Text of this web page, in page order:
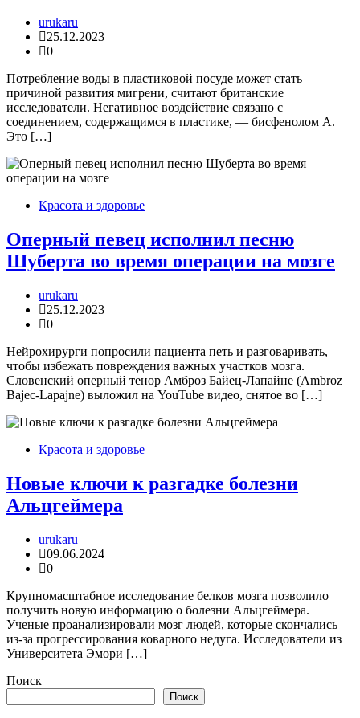
urukaru
25.12.2023
0
Потребление воды в пластиковой посуде может стать
причиной развития мигрени, считают британские
исследователи. Негативное воздействие связано с
соединением, содержащимся в пластике, — бисфенолом А.
Это […]
Красота и здоровье
Оперный певец исполнил песню
Шуберта во время операции на мозге
urukaru
25.12.2023
0
Нейрохирурги попросили пациента петь и разговаривать,
чтобы избежать повреждения важных участков мозга.
Словенский оперный тенор Амброз Байец-Лапайне (Ambroz
Bajec-Lapajne) выложил на YouTube видео, снятое во […]
Красота и здоровье
Новые ключи к разгадке болезни
Альцгеймера
urukaru
09.06.2024
0
Крупномасштабное исследование белков мозга позволило
получить новую информацию о болезни Альцгеймера.
Ученые проанализировали мозг людей, которые скончались
из-за прогрессирования коварного недуга. Исследователи из
Университета Эмори […]
Поиск
Поиск